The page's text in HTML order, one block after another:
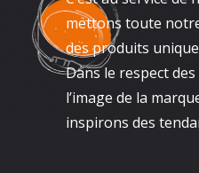
mettons toute
des produits
Dans le respect
l’image de la
inspirons des